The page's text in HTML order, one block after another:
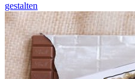
gestalten